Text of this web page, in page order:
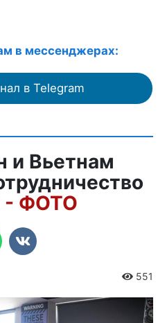
в мессенджерах:
в Telegram
и Вьетнам
- ФОТО
551